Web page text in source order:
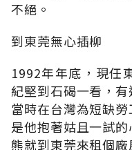
不絕。
到東莞無心插柳
1992年年底，現任
紀堅到石碣一看，
當時在台灣為短缺
是他抱著姑且一試
熊就到東莞來租個廠